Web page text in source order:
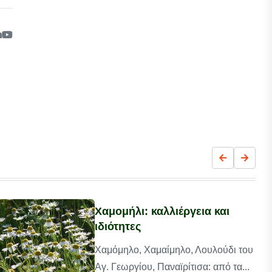
Χαμομήλι: καλλιέργεια και
ιδιότητες
Χαμόμηλο, Χαμαίμηλο, Λουλούδι του
Αγ. Γεωργίου, Παναϊρίτισα: από τα...